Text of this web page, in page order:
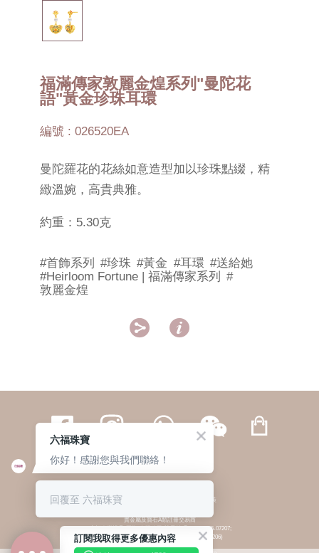
福滿傳家敦麗金煌系列"曼陀花
語"黃金珍珠耳環
編號 : 026520EA
曼陀羅花的花絲如意造型加以珍珠點綴，精
緻溫婉，高貴典雅。
約重：5.30克
#首飾系列 #珍珠 #黃金 #耳環 #送給她
#Heirloom Fortune | 福滿傳家系列
#
敦麗金煌
 
繁體 | 簡体
© 六福集團 版權所有 不得轉載 私隱政策
貴金屬及寶石A類註冊交易商
(六福企業禮品(國際)有限公司-註冊號碼:A-B-24-05-07207;
六福電子商貿有限公司-註冊號碼:A-B-24-05-07206)
貴金屬及寶石B類註冊交易商
訂閱我取得更多優惠內容
六福珠寶
你好！感謝您與我們聯絡！
回覆至 六福珠寶